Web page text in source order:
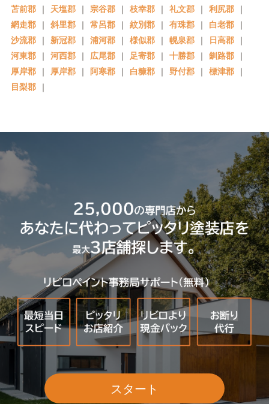
苫前郡 ｜ 天塩郡 ｜ 宗谷郡 ｜ 枝幸郡 ｜ 礼文郡 ｜ 利尻郡 ｜
網走郡 ｜ 斜里郡 ｜ 常呂郡 ｜ 紋別郡 ｜ 有珠郡 ｜ 白老郡 ｜
沙流郡 ｜ 新冠郡 ｜ 浦河郡 ｜ 様似郡 ｜ 幌泉郡 ｜ 日高郡 ｜
河東郡 ｜ 河西郡 ｜ 広尾郡 ｜ 足寄郡 ｜ 十勝郡 ｜ 釧路郡 ｜
厚岸郡 ｜ 厚岸郡 ｜ 阿寒郡 ｜ 白糠郡 ｜ 野付郡 ｜ 標津郡 ｜
目梨郡 ｜
スタート